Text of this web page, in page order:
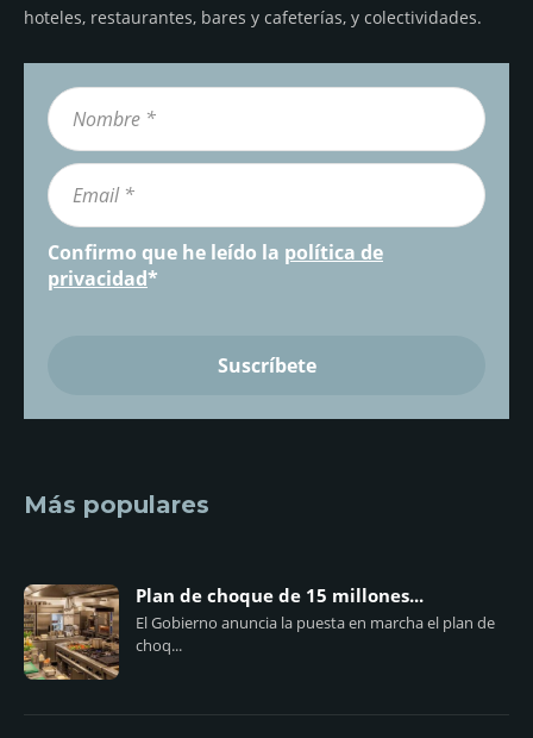
hoteles, restaurantes, bares y cafeterías, y colectividades.
Confirmo que he leído la política de
privacidad*
Más populares
Plan de choque de 15 millones...
El Gobierno anuncia la puesta en marcha el plan de
choq...